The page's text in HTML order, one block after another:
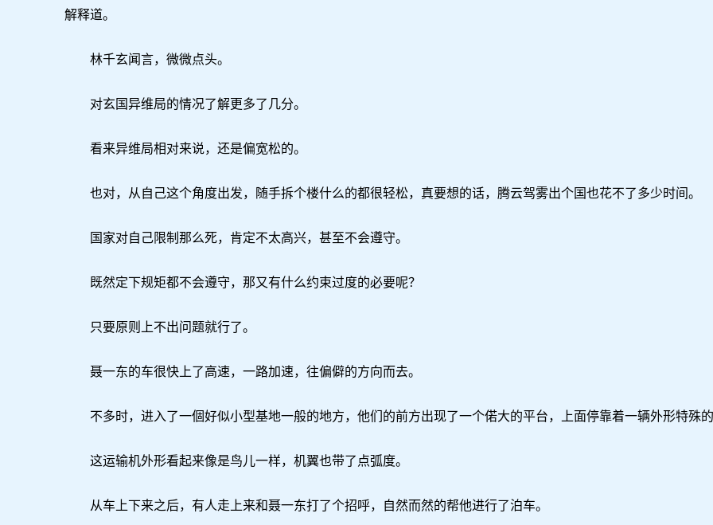
解释道。
林千玄闻言，微微点头。
对玄国异维局的情况了解更多了几分。
看来异维局相对来说，还是偏宽松的。
也对，从自己这个角度出发，随手拆个楼什么的都很轻松，真要想的话，腾云驾雾出个国也花不了多少时间。
国家对自己限制那么死，肯定不太高兴，甚至不会遵守。
既然定下规矩都不会遵守，那又有什么约束过度的必要呢？
只要原则上不出问题就行了。
聂一东的车很快上了高速，一路加速，往偏僻的方向而去。
不多时，进入了一個好似小型基地一般的地方，他们的前方出现了一个偌大的平台，上面停靠着一辆外形特殊
这运输机外形看起来像是鸟儿一样，机翼也带了点弧度。
从车上下来之后，有人走上来和聂一东打了个招呼，自然而然的帮他进行了泊车。